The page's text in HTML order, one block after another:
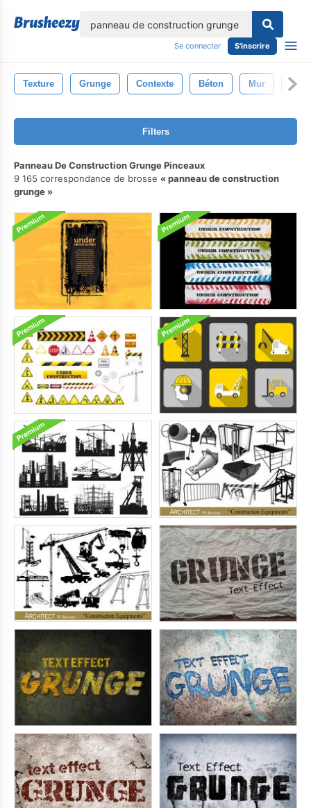
Se connecter S'inscrire
Texture Grunge Contexte Béton Mur
Filters
Panneau De Construction Grunge Pinceaux
9 165 correspondance de brosse
panneau de construction
grunge